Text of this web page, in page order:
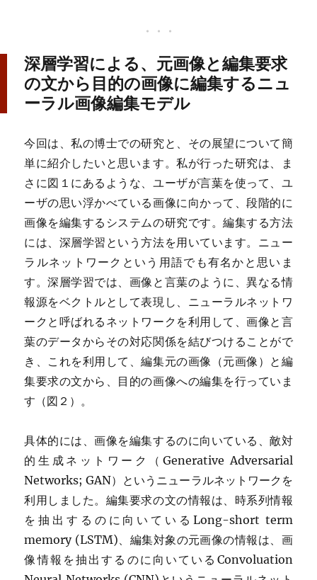
深層学習による、元画像と編集要求
の文から目的の画像に編集するニュ
ーラル画像編集モデル
今回は、私の博士での研究と、その展望について簡
単に紹介したいと思います。私が行った研究は、ま
さに図１にあるような、ユーザが言葉を使って、ユ
ーザの思い浮かべている画像に向かって、段階的に
画像を編集するシステムの研究です。編集する方法
には、深層学習という方法を用いています。ニュー
ラルネットワークという用語でも有名かと思いま
す。深層学習では、画像と言葉のように、異なる情
報源をベクトルとして表現し、ニューラルネットワ
ークと呼ばれるネットワークを利用して、画像と言
葉のデータからその対応関係を結びつけることがで
き、これを利用して、編集元の画像（元画像）と編
集要求の文から、目的の画像への編集を行っていま
す（図２）。
具体的には、画像を編集するのに向いている、敵対
的生成ネットワーク（Generative Adversarial
Networks; GAN）というニューラルネットワークを
利用しました。編集要求の文の情報は、時系列情報
を抽出するのに向いているLong-short term
memory (LSTM)、編集対象の元画像の情報は、画
像情報を抽出するのに向いているConvoluation